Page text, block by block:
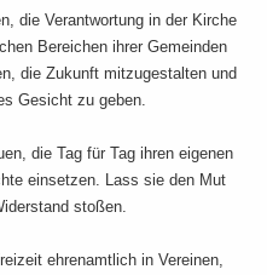
die Verantwortung in der Kirche
Bereichen ihrer Gemeinden
die Zukunft mitzugestalten und
Gesicht zu geben.
die Tag für Tag ihren eigenen
einsetzen. Lass sie den Mut
stoßen.
ehrenamtlich in Vereinen,